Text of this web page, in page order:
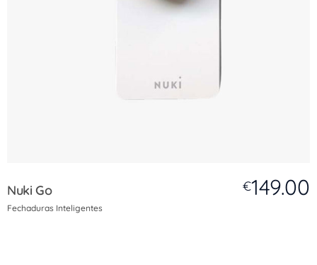
Nuki Go €149.00
Fechaduras Inteligentes